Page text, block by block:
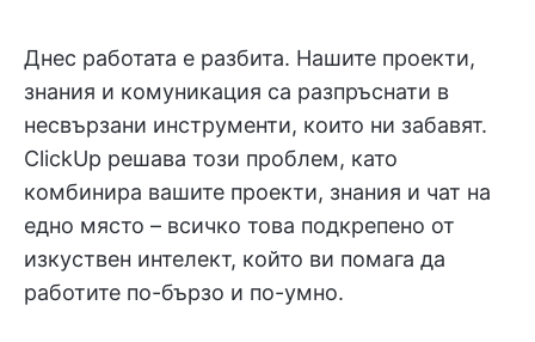
Днес работата е разбита. Нашите проекти,
знания и комуникация са разпръснати в
несвързани инструменти, които ни забавят.
ClickUp решава този проблем, като
комбинира вашите проекти, знания и чат на
едно място – всичко това подкрепено от
изкуствен интелект, който ви помага да
работите по-бързо и по-умно.